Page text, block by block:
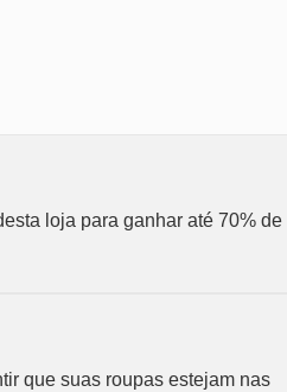
loja para ganhar até 70% de
que suas roupas estejam nas